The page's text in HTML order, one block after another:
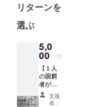
リターンを
選ぶ
5,0
00 円
【１人
の困窮
者がホ
テルで
１泊、
支援
者：